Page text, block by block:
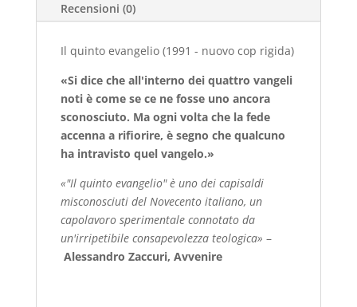
Recensioni (0)
Il quinto evangelio (1991 - nuovo cop rigida)
«Si dice che all'interno dei quattro vangeli
noti è come se ce ne fosse uno ancora
sconosciuto. Ma ogni volta che la fede
accenna a rifiorire, è segno che qualcuno
ha intravisto quel vangelo.»
«"Il quinto evangelio" è uno dei capisaldi
misconosciuti del Novecento italiano, un
capolavoro sperimentale connotato da
un'irripetibile consapevolezza teologica» –
Alessandro Zaccuri, Avvenire